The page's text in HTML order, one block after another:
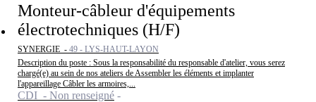
Monteur-câbleur d'équipements
électrotechniques (H/F)
SYNERGIE - 49 - LYS-HAUT-LAYON
Description du poste : Sous la responsabilité du responsable d'atelier, vous serez
chargé(e) au sein de nos ateliers de Assembler les éléments et implanter
l'appareillage Câbler les armoires,...
CDI - Non renseigné